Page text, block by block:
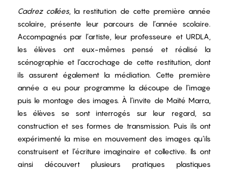
Cadrez collées, la restitution de cette première année
scolaire, présente leur parcours de l’année scolaire.
Accompagnés par l’artiste, leur professeure et URDLA,
les élèves ont eux-mêmes pensé et réalisé la
scénographie et l’accrochage de cette restitution, dont
ils assurent également la médiation. Cette première
année a eu pour programme la découpe de l’image
puis le montage des images. À l’invite de Maïté Marra,
les élèves se sont interrogés sur leur regard, sa
construction et ses formes de transmission. Puis ils ont
expérimenté la mise en mouvement des images qu’ils
construisent et l’écriture imaginaire et collective. Ils ont
ainsi découvert plusieurs pratiques plastiques